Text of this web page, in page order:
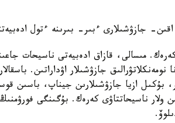
اقىن- جازۋشىلارى ءبىر- بىرىنە ءتول
مىسالى، قازاق ادەبيەتى ناسيحات
جازۋشىلار اۋداراتىن.
بۇكىل ازيا جازۋشىلارىن جيناپ، باسىن
ولار ناسيحاتتاۋى كەرەك. بۇگىنگى